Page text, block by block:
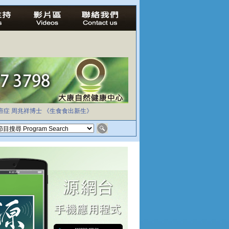
症 周兆祥博士 《生食食出新生》